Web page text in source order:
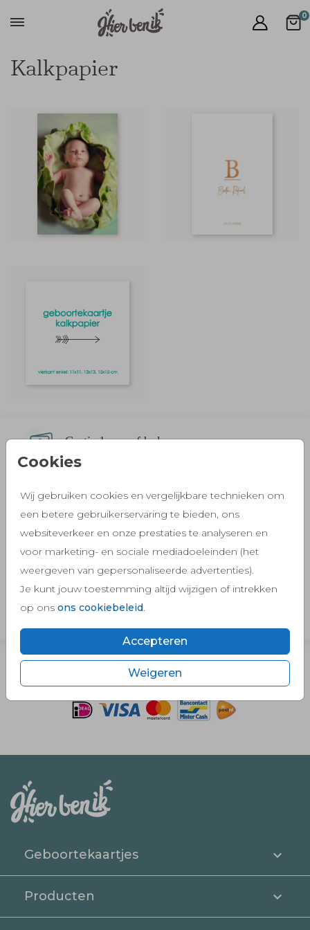
0
Cookies
Wij gebruiken cookies en vergelijkbare technieken om
een betere gebruikerservaring te bieden, ons
websiteverkeer en onze prestaties te analyseren en
voor marketing- en sociale mediadoeleinden (het
weergeven van gepersonaliseerde advertenties).
Je kunt jouw toestemming altijd wijzigen of intrekken
op ons ons cookiebeleid.
Accepteren
Weigeren
Kalkpapier
Gratis 1e proefdruk
Voor de eerste glimlach
Klantwaardering 9,3
Van meer dan 2757 ouders
Snelle verzending
Je bestelling snel in huis
Veilig en vertrouwd winkelen en betalen
Geboortekaartjes
Producten